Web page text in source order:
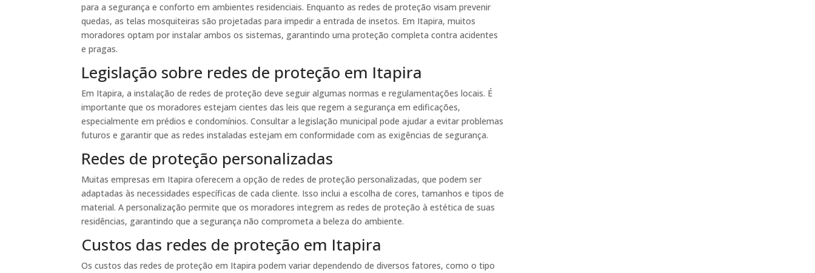
para a segurança e conforto em ambientes residenciais. Enquanto as redes de proteção visam prevenir
quedas, as telas mosquiteiras são projetadas para impedir a entrada de insetos. Em Itapira, muitos
moradores optam por instalar ambos os sistemas, garantindo uma proteção completa contra acidentes
e pragas.
Legislação sobre redes de proteção em Itapira
Em Itapira, a instalação de redes de proteção deve seguir algumas normas e regulamentações locais. É
importante que os moradores estejam cientes das leis que regem a segurança em edificações,
especialmente em prédios e condomínios. Consultar a legislação municipal pode ajudar a evitar problemas
futuros e garantir que as redes instaladas estejam em conformidade com as exigências de segurança.
Redes de proteção personalizadas
Muitas empresas em Itapira oferecem a opção de redes de proteção personalizadas, que podem ser
adaptadas às necessidades específicas de cada cliente. Isso inclui a escolha de cores, tamanhos e tipos de
material. A personalização permite que os moradores integrem as redes de proteção à estética de suas
residências, garantindo que a segurança não comprometa a beleza do ambiente.
Custos das redes de proteção em Itapira
Os custos das redes de proteção em Itapira podem variar dependendo de diversos fatores, como o tipo